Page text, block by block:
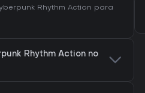
Rhythm Action para
Rhythm Action no